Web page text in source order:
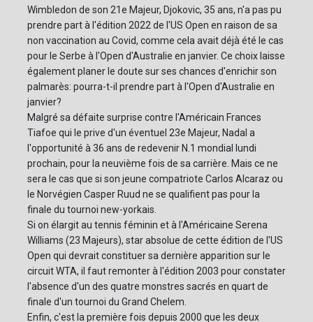
Wimbledon de son 21e Majeur, Djokovic, 35 ans, n'a pas pu
prendre part à l'édition 2022 de l'US Open en raison de sa
non vaccination au Covid, comme cela avait déjà été le cas
pour le Serbe à l'Open d'Australie en janvier. Ce choix laisse
également planer le doute sur ses chances d'enrichir son
palmarès: pourra-t-il prendre part à l'Open d'Australie en
janvier?
Malgré sa défaite surprise contre l'Américain Frances
Tiafoe qui le prive d'un éventuel 23e Majeur, Nadal a
l'opportunité à 36 ans de redevenir N.1 mondial lundi
prochain, pour la neuvième fois de sa carrière. Mais ce ne
sera le cas que si son jeune compatriote Carlos Alcaraz ou
le Norvégien Casper Ruud ne se qualifient pas pour la
finale du tournoi new-yorkais.
Si on élargit au tennis féminin et à l'Américaine Serena
Williams (23 Majeurs), star absolue de cette édition de l'US
Open qui devrait constituer sa dernière apparition sur le
circuit WTA, il faut remonter à l'édition 2003 pour constater
l'absence d'un des quatre monstres sacrés en quart de
finale d'un tournoi du Grand Chelem.
Enfin, c'est la première fois depuis 2000 que les deux